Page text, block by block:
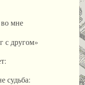
мне
другом»
судьба: